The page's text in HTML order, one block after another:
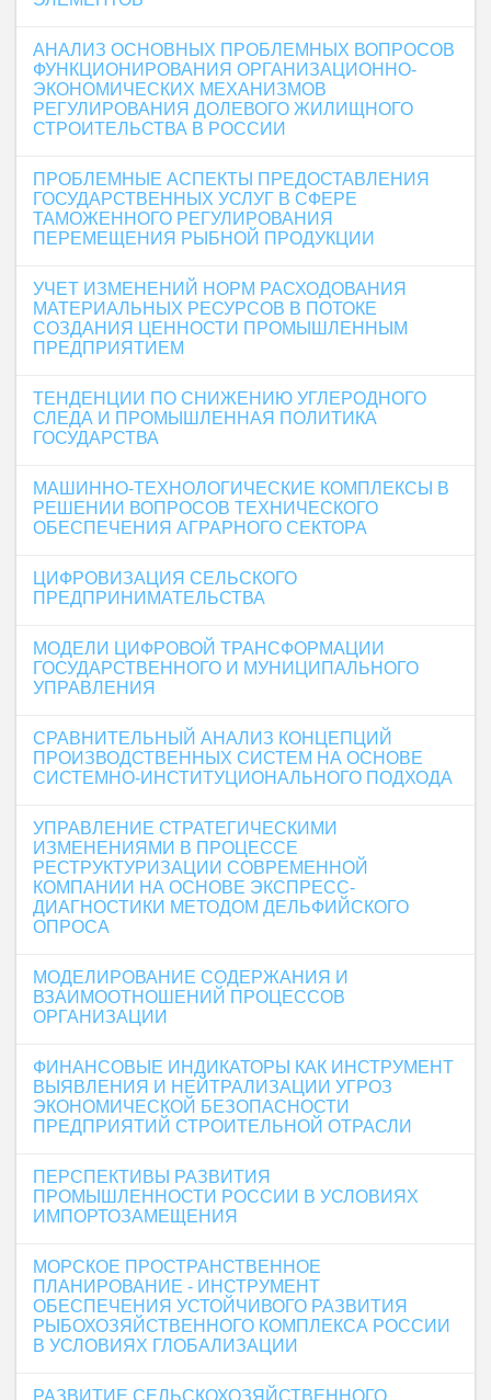
АНАЛИЗ ОСНОВНЫХ ПРОБЛЕМНЫХ ВОПРОСОВ
ФУНКЦИОНИРОВАНИЯ ОРГАНИЗАЦИОННО-
ЭКОНОМИЧЕСКИХ МЕХАНИЗМОВ
РЕГУЛИРОВАНИЯ ДОЛЕВОГО ЖИЛИЩНОГО
СТРОИТЕЛЬСТВА В РОССИИ
ПРОБЛЕМНЫЕ АСПЕКТЫ ПРЕДОСТАВЛЕНИЯ
ГОСУДАРСТВЕННЫХ УСЛУГ В СФЕРЕ
ТАМОЖЕННОГО РЕГУЛИРОВАНИЯ
ПЕРЕМЕЩЕНИЯ РЫБНОЙ ПРОДУКЦИИ
УЧЕТ ИЗМЕНЕНИЙ НОРМ РАСХОДОВАНИЯ
МАТЕРИАЛЬНЫХ РЕСУРСОВ В ПОТОКЕ
СОЗДАНИЯ ЦЕННОСТИ ПРОМЫШЛЕННЫМ
ПРЕДПРИЯТИЕМ
ТЕНДЕНЦИИ ПО СНИЖЕНИЮ УГЛЕРОДНОГО
СЛЕДА И ПРОМЫШЛЕННАЯ ПОЛИТИКА
ГОСУДАРСТВА
МАШИННО-ТЕХНОЛОГИЧЕСКИЕ КОМПЛЕКСЫ В
РЕШЕНИИ ВОПРОСОВ ТЕХНИЧЕСКОГО
ОБЕСПЕЧЕНИЯ АГРАРНОГО СЕКТОРА
ЦИФРОВИЗАЦИЯ СЕЛЬСКОГО
ПРЕДПРИНИМАТЕЛЬСТВА
МОДЕЛИ ЦИФРОВОЙ ТРАНСФОРМАЦИИ
ГОСУДАРСТВЕННОГО И МУНИЦИПАЛЬНОГО
УПРАВЛЕНИЯ
СРАВНИТЕЛЬНЫЙ АНАЛИЗ КОНЦЕПЦИЙ
ПРОИЗВОДСТВЕННЫХ СИСТЕМ НА ОСНОВЕ
СИСТЕМНО-ИНСТИТУЦИОНАЛЬНОГО ПОДХОДА
УПРАВЛЕНИЕ СТРАТЕГИЧЕСКИМИ
ИЗМЕНЕНИЯМИ В ПРОЦЕССЕ
РЕСТРУКТУРИЗАЦИИ СОВРЕМЕННОЙ
КОМПАНИИ НА ОСНОВЕ ЭКСПРЕСС-
ДИАГНОСТИКИ МЕТОДОМ ДЕЛЬФИЙСКОГО
ОПРОСА
МОДЕЛИРОВАНИЕ СОДЕРЖАНИЯ И
ВЗАИМООТНОШЕНИЙ ПРОЦЕССОВ
ОРГАНИЗАЦИИ
ФИНАНСОВЫЕ ИНДИКАТОРЫ КАК ИНСТРУМЕНТ
ВЫЯВЛЕНИЯ И НЕЙТРАЛИЗАЦИИ УГРОЗ
ЭКОНОМИЧЕСКОЙ БЕЗОПАСНОСТИ
ПРЕДПРИЯТИЙ СТРОИТЕЛЬНОЙ ОТРАСЛИ
ПЕРСПЕКТИВЫ РАЗВИТИЯ
ПРОМЫШЛЕННОСТИ РОССИИ В УСЛОВИЯХ
ИМПОРТОЗАМЕЩЕНИЯ
МОРСКОЕ ПРОСТРАНСТВЕННОЕ
ПЛАНИРОВАНИЕ - ИНСТРУМЕНТ
ОБЕСПЕЧЕНИЯ УСТОЙЧИВОГО РАЗВИТИЯ
РЫБОХОЗЯЙСТВЕННОГО КОМПЛЕКСА РОССИИ
В УСЛОВИЯХ ГЛОБАЛИЗАЦИИ
РАЗВИТИЕ СЕЛЬСКОХОЗЯЙСТВЕННОГО